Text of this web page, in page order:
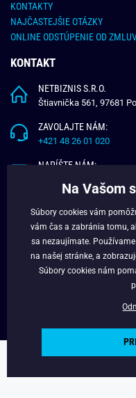
KONTAKTY
NAJČASTEJŠIE OTÁZKY
ONLINE ODSTÚPENIE OD
KONTAKT
NETBIZNIS S.R.O.
Štiavnička 561, 97681
ZAVOLAJTE NÁM:
+421 48 26 01 020
NAPÍŠTE NÁM:
O NÁS
VERNOSTNÝ PROGRAM
BLOG
Copyright © 2025 -
Na Vašom
Súbory cookies vám
vám čas a zabránia tomu,
sa nezaujímate. Používame
na našej stránke, a
Súbory cookies nám